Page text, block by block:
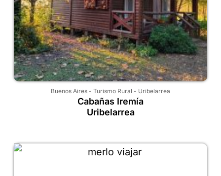
Buenos Aires - Turismo Rural - Uribelarrea
Cabañas Iremía
Uribelarrea